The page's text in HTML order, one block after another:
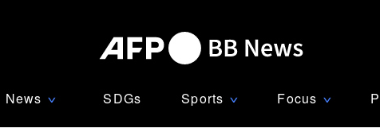
News ∨ SDGs Sports ∨ Focus ∨